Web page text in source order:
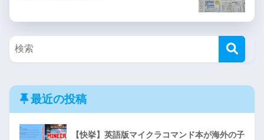
最近の投稿
【快挙】英語版マイクラコマンド本が海外の子